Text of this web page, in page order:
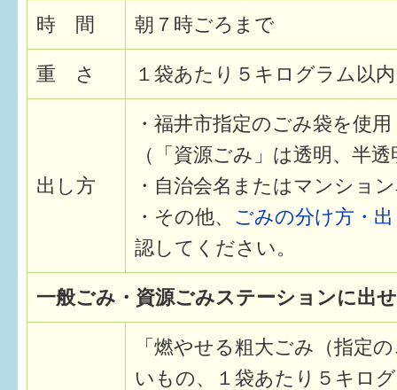
時 間 朝７時ごろまで
重 さ １袋あたり５キログラム以内
出し方
・福井市指定のごみ袋を使用
（「資源ごみ」は透明、半
・自治会名またはマンショ
・その他、 ごみの分け方・
認してください。
一般ごみ・資源ごみステーションに出
「燃やせる粗大ごみ（指定
いもの、１袋あたり５キロ
はぐくむ.net相談コーナー
みんなの知恵袋
子育て情報誌「ほっと」
福井市図書館オススメの本
お出かけ情報
病気・けが 基本情報
パパもママも子育て
ワンポイント英会話